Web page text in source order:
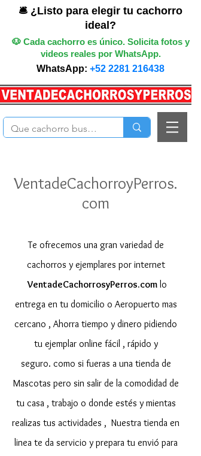
🛎️ ¿Listo para elegir tu cachorro
ideal?
🐶 Cada cachorro es único. Solicita fotos y
videos reales por WhatsApp.
WhatsApp: +52 2281 216438
VentadeCachorroyPerros.
com
Te ofrecemos una gran variedad de
cachorros y ejemplares por internet
VentadeCachorrosyPerros.comlo
entrega en tu domicilio o Aeropuerto mas
cercano , Ahorra tiempo y dinero pidiendo
tu ejemplar online fácil , rápido y
seguro. como si fueras a una tienda de
Mascotas pero sin salir de la comodidad de
tu casa , trabajo o donde estés y mientas
realizas tus actividades , Nuestra tienda en
linea te da servicio y prepara tu envió para